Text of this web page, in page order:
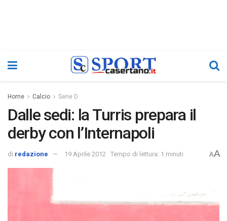
Home Calcio Serie D
Dalle sedi: la Turris prepara il
derby con l’Internapoli
di redazione 19 Aprile 2012 Tempo di lettura: 1 minuti AA